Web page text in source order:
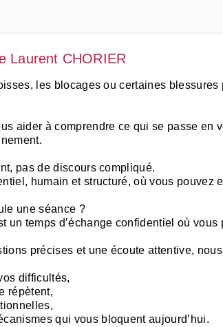
Laurent CHORIER
les blocages ou certaines
aider à comprendre ce qui se passe en
pas de discours compliqué.
humain et structuré, où vous pouvez
une séance ?
un temps d’échange confidentiel où
précises et une écoute attentive,
difficultés,
répètent,
qui vous bloquent aujourd’hui.